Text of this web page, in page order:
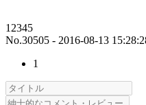
12345
No.30505 - 2016-08-13
1